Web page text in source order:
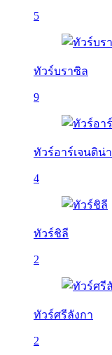
5
ทัวร์บราซิล
9
ทัวร์อาร์เจนติน่า
4
ทัวร์ชิลี
2
ทัวร์ศรีลังกา
2